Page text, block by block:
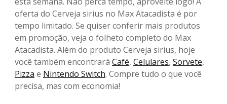
oferta do Cerveja sirius no Max Atacadista é por
tempo limitado. Se quiser conferir mais produtos
em promoção, veja o folheto completo do Max
Atacadista. Além do produto Cerveja sirius, hoje
você também encontrará Café, Celulares, Sorvete,
Pizza e Nintendo Switch. Compre tudo o que você
precisa, mas com economia!